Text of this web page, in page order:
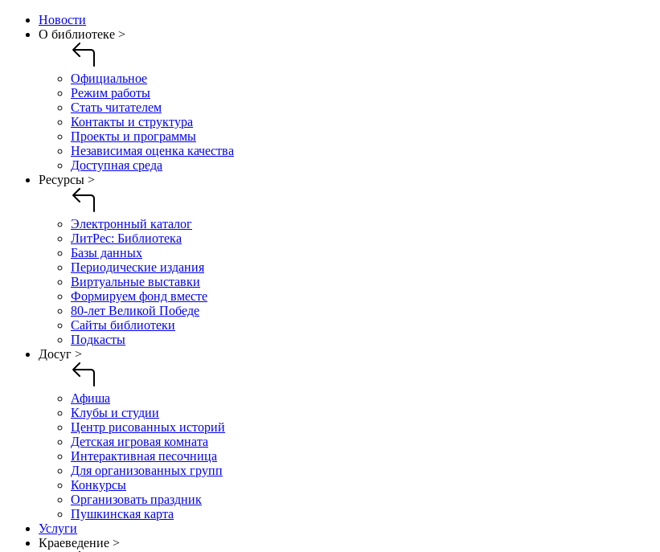
Новости
О библиотеке >
Официальное
Режим работы
Стать читателем
Контакты и структура
Проекты и программы
Независимая оценка качества
Доступная среда
Ресурсы >
Электронный каталог
ЛитРес: Библиотека
Базы данных
Периодические издания
Виртуальные выставки
Формируем фонд вместе
80-лет Великой Победе
Сайты библиотеки
Подкасты
Досуг >
Афиша
Клубы и студии
Центр рисованных историй
Детская игровая комната
Интерактивная песочница
Для организованных групп
Конкурсы
Организовать праздник
Пушкинская карта
Услуги
Краеведение >